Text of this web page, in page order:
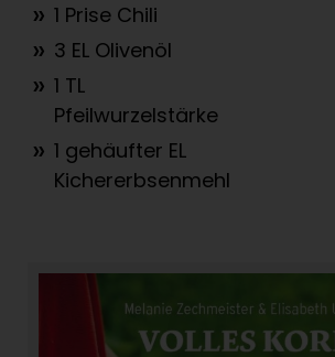
1 Prise Chili
3 EL Olivenöl
1 TL
Pfeilwurzelstärke
1 gehäufter EL
Kichererbsenmehl